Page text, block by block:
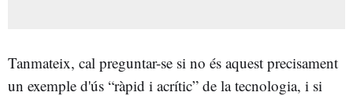
Tanmateix, cal preguntar-se si no és aquest precisament
un exemple d'ús “ràpid i acrític” de la tecnologia, i si